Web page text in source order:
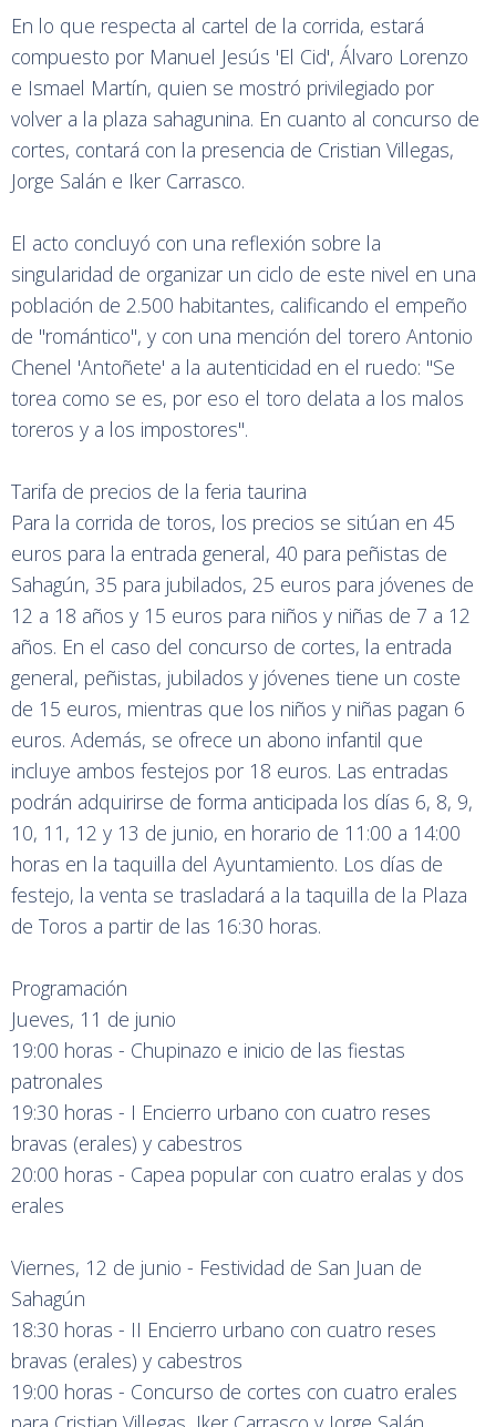
En lo que respecta al cartel de la corrida, estará
compuesto por Manuel Jesús 'El Cid', Álvaro Lorenzo
e Ismael Martín, quien se mostró privilegiado por
volver a la plaza sahagunina. En cuanto al concurso de
cortes, contará con la presencia de Cristian Villegas,
Jorge Salán e Iker Carrasco.
El acto concluyó con una reflexión sobre la
singularidad de organizar un ciclo de este nivel en una
población de 2.500 habitantes, calificando el empeño
de "romántico", y con una mención del torero Antonio
Chenel 'Antoñete' a la autenticidad en el ruedo: "Se
torea como se es, por eso el toro delata a los malos
toreros y a los impostores".
Tarifa de precios de la feria taurina
Para la corrida de toros, los precios se sitúan en 45
euros para la entrada general, 40 para peñistas de
Sahagún, 35 para jubilados, 25 euros para jóvenes de
12 a 18 años y 15 euros para niños y niñas de 7 a 12
años. En el caso del concurso de cortes, la entrada
general, peñistas, jubilados y jóvenes tiene un coste
de 15 euros, mientras que los niños y niñas pagan 6
euros. Además, se ofrece un abono infantil que
incluye ambos festejos por 18 euros. Las entradas
podrán adquirirse de forma anticipada los días 6, 8, 9,
10, 11, 12 y 13 de junio, en horario de 11:00 a 14:00
horas en la taquilla del Ayuntamiento. Los días de
festejo, la venta se trasladará a la taquilla de la Plaza
de Toros a partir de las 16:30 horas.
Programación
Jueves, 11 de junio
19:00 horas - Chupinazo e inicio de las fiestas
patronales
19:30 horas - I Encierro urbano con cuatro reses
bravas (erales) y cabestros
20:00 horas - Capea popular con cuatro eralas y dos
erales
Viernes, 12 de junio - Festividad de San Juan de
Sahagún
18:30 horas - II Encierro urbano con cuatro reses
bravas (erales) y cabestros
19:00 horas - Concurso de cortes con cuatro erales